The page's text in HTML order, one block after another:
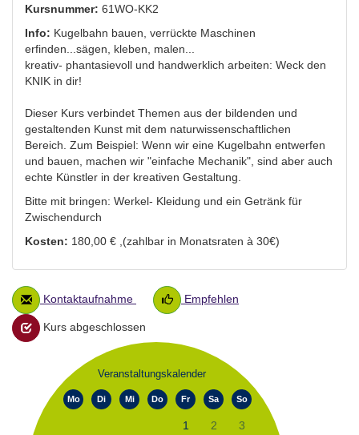
Kursnummer: 61WO-KK2
Info: Kugelbahn bauen, verrückte Maschinen
erfinden...sägen, kleben, malen...
kreativ- phantasievoll und handwerklich arbeiten: Weck den
KNIK in dir!
Dieser Kurs verbindet Themen aus der bildenden und
gestaltenden Kunst mit dem naturwissenschaftlichen
Bereich. Zum Beispiel: Wenn wir eine Kugelbahn entwerfen
und bauen, machen wir "einfache Mechanik", sind aber auch
echte Künstler in der kreativen Gestaltung.
Bitte mit bringen: Werkel- Kleidung und ein Getränk für
Zwischendurch
Kosten: 180,00 € ,(zahlbar in Monatsraten à 30€)
Kontaktaufnahme Empfehlen
Kurs abgeschlossen
Veranstaltungskalender
Mo Di Mi Do Fr Sa So
1 2
3